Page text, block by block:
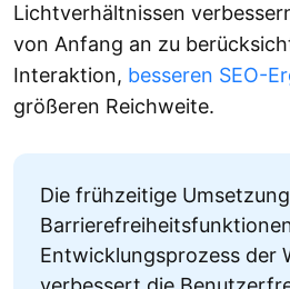
Lichtverhältnissen
von Anfang an zu
Interaktion, besseren SEO-
größeren Reichweite.
Die frühzeitige
Entwicklungsprozess der